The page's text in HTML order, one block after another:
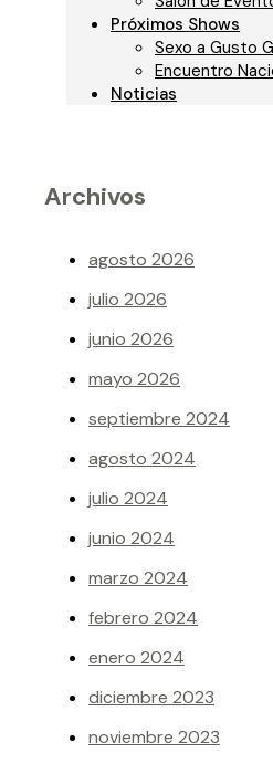
Próximos Shows
Sexo a Gusto
Encuentro
Noticias
Patín Artístico
Archivos
agosto 2026
julio 2026
junio 2026
mayo 2026
septiembre 2024
agosto 2024
julio 2024
junio 2024
marzo 2024
febrero 2024
enero 2024
diciembre 2023
noviembre 2023